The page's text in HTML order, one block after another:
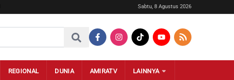
Sabtu, 8 Agustus 2026
REGIONAL DUNIA AMIRATV LAINNYA